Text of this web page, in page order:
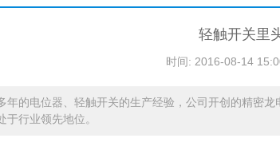
轻触开关里
时间: 2016-08-14
年的电位器、轻触开关的生产经验，公司开创的精密
于行业领先地位。